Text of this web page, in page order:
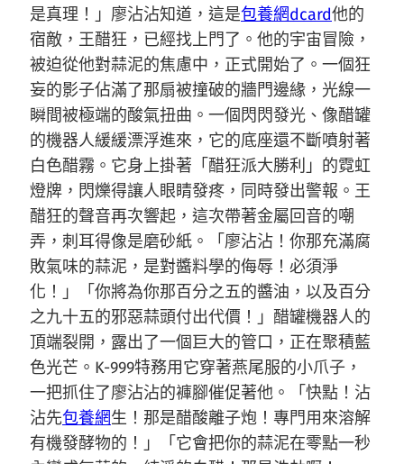
是真理！」廖沾沾知道，這是包養網dcard他的
宿敵，王醋狂，已經找上門了。他的宇宙冒險，
被迫從他對蒜泥的焦慮中，正式開始了。一個狂
妄的影子佔滿了那扇被撞破的牆門邊緣，光線一
瞬間被極端的酸氣扭曲。一個閃閃發光、像醋罐
的機器人緩緩漂浮進來，它的底座還不斷噴射著
白色醋霧。它身上掛著「醋狂派大勝利」的霓虹
燈牌，閃爍得讓人眼睛發疼，同時發出警報。王
醋狂的聲音再次響起，這次帶著金屬回音的嘲
弄，刺耳得像是磨砂紙。「廖沾沾！你那充滿腐
敗氣味的蒜泥，是對醬料學的侮辱！必須淨
化！」「你將為你那百分之五的醬油，以及百分
之九十五的邪惡蒜頭付出代價！」醋罐機器人的
頂端裂開，露出了一個巨大的管口，正在聚積藍
色光芒。K-999特務用它穿著燕尾服的小爪子，
一把抓住了廖沾沾的褲腳催促著他。「快點！沾
沾先包養網生！那是醋酸離子炮！專門用來溶解
有機發酵物的！」「它會把你的蒜泥在零點一秒